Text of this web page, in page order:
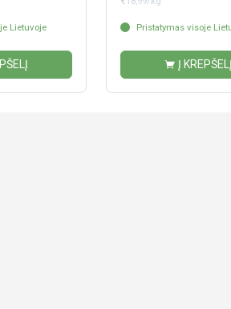
Lietuvoje Pristatymas visoje
Į KREPŠELĮ